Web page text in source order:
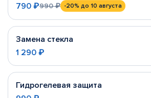
790 ₽990 ₽ -20% до 10 августа
Замена стекла
1 290 ₽
Гидрогелевая защита